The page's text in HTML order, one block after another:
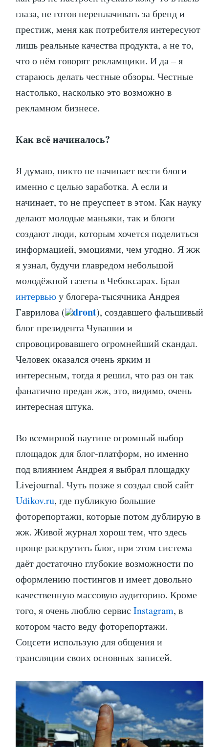
глаза, не готов переплачивать за бренд и
престиж, меня как потребителя интересуют
лишь реальные качества продукта, а не то,
что о нём говорят рекламщики. И да – я
стараюсь делать честные обзоры. Честные
настолько, насколько это возможно в
рекламном бизнесе.
Как всё начиналось?
Я думаю, никто не начинает вести блоги
именно с целью заработка. А если и
начинает, то не преуспеет в этом. Как науку
делают молодые маньяки, так и блоги
создают люди, которым хочется поделиться
информацией, эмоциями, чем угодно. Я жж
я узнал, будучи главредом небольшой
молодёжной газеты в Чебоксарах. Брал
интервьюу блогера-тысячника Андрея
Гаврилова (
dront), создавшего фальшивый
блог президента Чувашии и
спровоцировавшего огромнейший скандал.
Человек оказался очень ярким и
интересным, тогда я решил, что раз он так
фанатично предан жж, это, видимо, очень
интересная штука.
Во всемирной паутине огромный выбор
площадок для блог-платформ, но именно
под влиянием Андрея я выбрал площадку
Livejournal. Чуть позже я создал свой сайт
Udikov.ru, где публикую большие
фоторепортажи, которые потом дублирую в
жж. Живой журнал хорош тем, что здесь
проще раскрутить блог, при этом система
даёт достаточно глубокие возможности по
оформлению постингов и имеет довольно
качественную массовую аудиторию. Кроме
того, я очень люблю сервис Instagram, в
котором часто веду фоторепортажи.
Соцсети использую для общения и
трансляции своих основных записей.